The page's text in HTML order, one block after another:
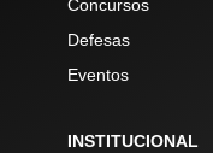
Concursos
Defesas
Eventos
INSTITUCIONAL